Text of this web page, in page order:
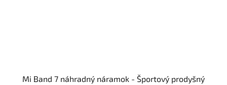
Mi Band 7 náhradný náramok - Športový prodyšný